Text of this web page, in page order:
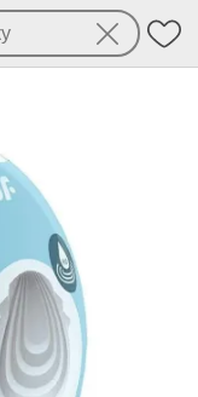
пениса от